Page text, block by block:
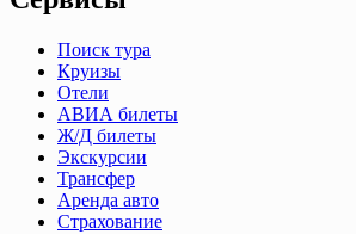
Поиск тура
Круизы
Отели
АВИА билеты
Ж/Д билеты
Экскурсии
Трансфер
Аренда авто
Страхование